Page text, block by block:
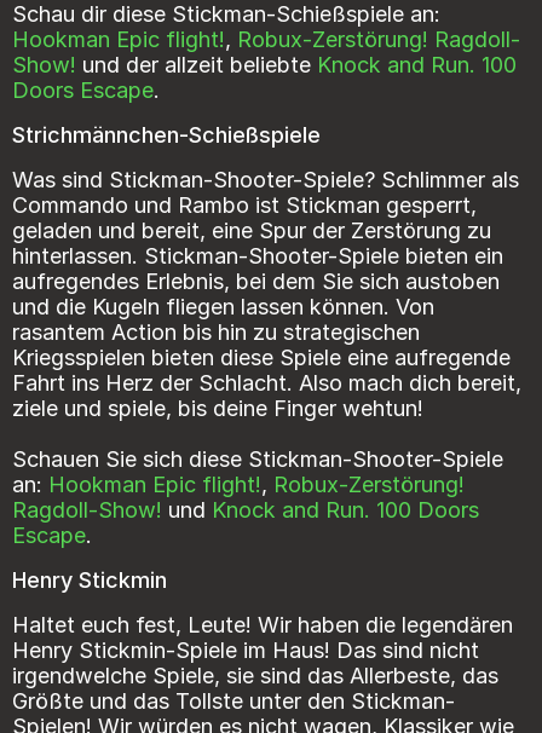
Schau dir diese Stickman-Schießspiele an:
Hookman Epic flight!, Robux-Zerstörung! Ragdoll-
Show! und der allzeit beliebte Knock and Run. 100
Doors Escape.
Strichmännchen-Schießspiele
Was sind Stickman-Shooter-Spiele? Schlimmer als
Commando und Rambo ist Stickman gesperrt,
geladen und bereit, eine Spur der Zerstörung zu
hinterlassen. Stickman-Shooter-Spiele bieten ein
aufregendes Erlebnis, bei dem Sie sich austoben
und die Kugeln fliegen lassen können. Von
rasantem Action bis hin zu strategischen
Kriegsspielen bieten diese Spiele eine aufregende
Fahrt ins Herz der Schlacht. Also mach dich bereit,
ziele und spiele, bis deine Finger wehtun!
Schauen Sie sich diese Stickman-Shooter-Spiele
an: Hookman Epic flight!, Robux-Zerstörung!
Ragdoll-Show! und Knock and Run. 100 Doors
Escape.
Henry Stickmin
Haltet euch fest, Leute! Wir haben die legendären
Henry Stickmin-Spiele im Haus! Das sind nicht
irgendwelche Spiele, sie sind das Allerbeste, das
Größte und das Tollste unter den Stickman-
Spielen! Wir würden es nicht wagen, Klassiker wie